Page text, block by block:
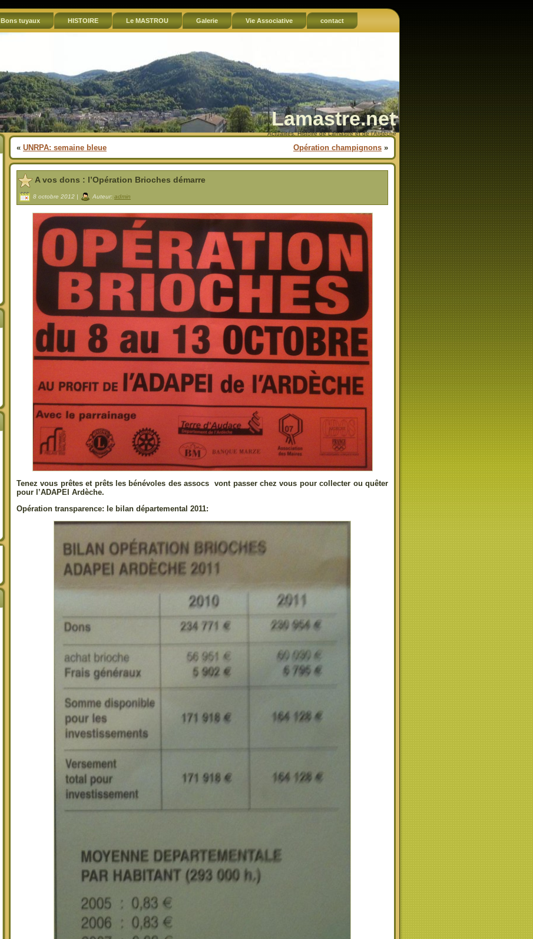
Bons tuyaux HISTOIRE Le MASTROU Galerie Vie Associative contact
Lamastre.net
Actualités, Histoire de Lamastre et de l'Ardèche
« UNRPA: semaine bleue Opération champignons »
A vos dons : l’Opération Brioches démarre
8 octobre 2012 | Auteur: admin
Tenez vous prêtes et prêts les bénévoles des assocs vont passer chez vous pour collecter ou quêter
pour l’ADAPEI Ardèche.
Opération transparence: le bilan départemental 2011: